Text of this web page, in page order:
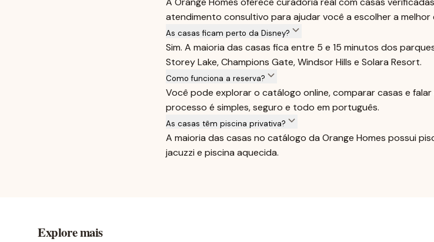
atendimento consultivo para ajudar você a escolher a melhor
As casas ficam perto da Disney?
Sim. A maioria das casas fica entre 5 e 15 minutos dos
Storey Lake, Champions Gate, Windsor Hills e Solara Resort.
Como funciona a reserva?
Você pode explorar o catálogo online, comparar casas e
processo é simples, seguro e todo em português.
As casas têm piscina privativa?
A maioria das casas no catálogo da Orange Homes possui
jacuzzi e piscina aquecida.
Explore mais